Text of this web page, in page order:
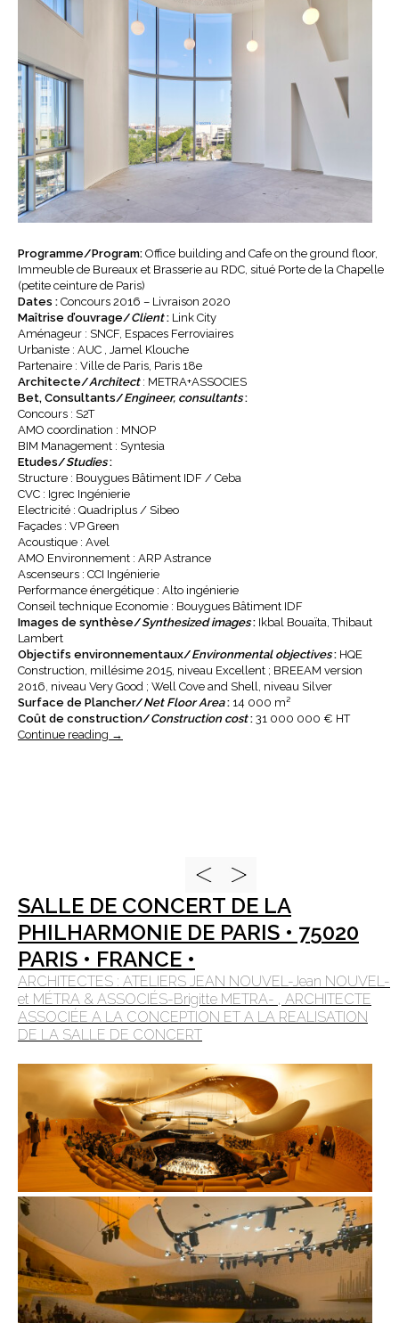
Programme/Program: Office building and Cafe on the ground floor,
Immeuble de Bureaux et Brasserie au RDC, situé Porte de la Chapelle
(petite ceinture de Paris)
Dates : Concours 2016 – Livraison 2020
Maîtrise d’ouvrage/Client: Link City
Aménageur : SNCF, Espaces Ferroviaires
Urbaniste : AUC , Jamel Klouche
Partenaire : Ville de Paris, Paris 18e
Architecte/Architect: METRA+ASSOCIES
Bet, Consultants/Engineer, consultants:
Concours : S2T
AMO coordination : MNOP
BIM Management : Syntesia
Etudes/Studies:
Structure : Bouygues Bâtiment IDF / Ceba
CVC : Igrec Ingénierie
Electricité : Quadriplus / Sibeo
Façades : VP Green
Acoustique : Avel
AMO Environnement : ARP Astrance
Ascenseurs : CCI Ingénierie
Performance énergétique : Alto ingénierie
Conseil technique Economie : Bouygues Bâtiment IDF
Images de synthèse/Synthesized images: Ikbal Bouaïta, Thibaut
Lambert
Objectifs environnementaux/Environmental objectives: HQE
Construction, millésime 2015, niveau Excellent ; BREEAM version
2016, niveau Very Good ; Well Cove and Shell, niveau Silver
Surface de Plancher/Net Floor Area: 14 000 m²
Coût de construction/Construction cost: 31 000 000 € HT
Continue reading →
SALLE DE CONCERT DE LA
PHILHARMONIE DE PARIS • 75020
PARIS • FRANCE •
ARCHITECTES : ATELIERS JEAN NOUVEL-Jean NOUVEL-
et MÉTRA & ASSOCIÉS-Brigitte METRA- , ARCHITECTE
ASSOCIÉE A LA CONCEPTION ET A LA REALISATION
DE LA SALLE DE CONCERT